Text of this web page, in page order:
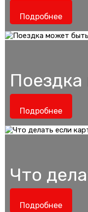
Подробнее
Подробнее
Что
Подробнее